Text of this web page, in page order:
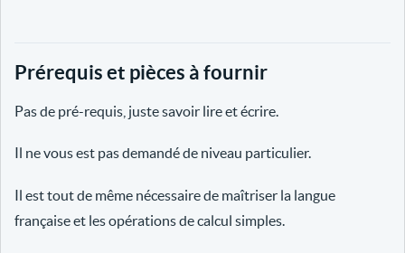
Prérequis et pièces à fournir
Pas de pré-requis, juste savoir lire et écrire.
Il ne vous est pas demandé de niveau particulier.
Il est tout de même nécessaire de maîtriser la langue
française et les opérations de calcul simples.